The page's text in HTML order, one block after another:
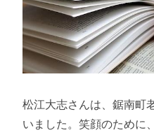
松江大志さんは、鋸南町
いました。笑顔のために